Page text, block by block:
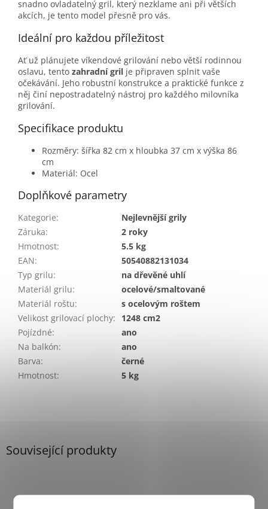
Související produkty
snadno ovladatelný gril, který nezklame ani při větších
akcích, je tento model přesně pro vás.
Ideální pro každou příležitost
Ať už plánujete víkendové grilování nebo větší rodinnou
oslavu, tento zahradní gril je připraven splnit vaše
očekávání. Jeho robustní konstrukce a praktické funkce z
něj činí nepostradatelný nástroj pro každého milovníka
grilování.
Specifikace produktu
Rozměry: šířka 82 cm x hloubka 37 cm x výška 86
cm
Materiál: Ocel
Doplňkové parametry
Kategorie:
Nejlevnější grily
Záruka:
2 roky
Hmotnost:
5.5 kg
EAN:
50540882131034
Typ grilu:
na dřevěné uhlí
Materiál grilu:
ocelové/smaltované
Materiál roštu:
s ocelovým roštem
Velikost grilovací plochy:
1248 cm2
Pojízdné:
ano
Na balkón:
ano
Barva:
černé
Hmotnost: 5 kg